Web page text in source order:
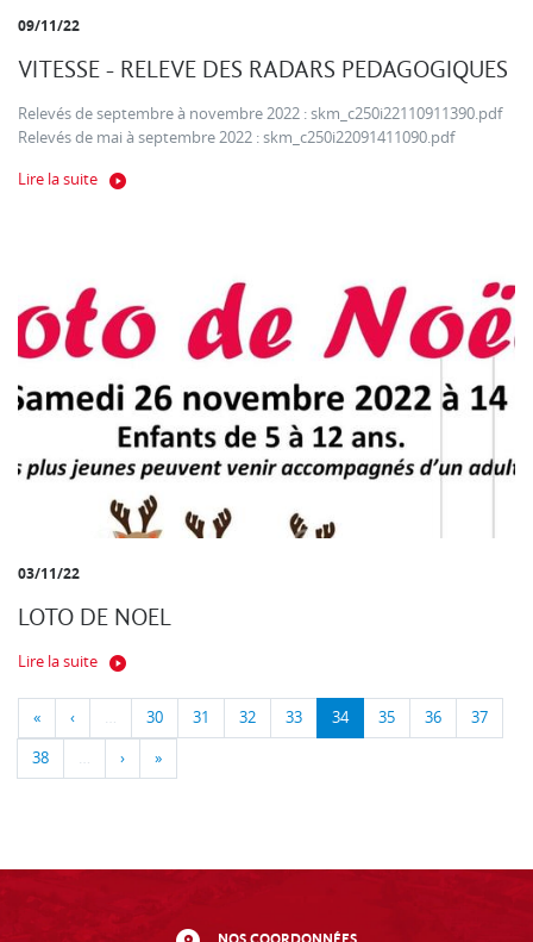
09/11/22
VITESSE - RELEVE DES RADARS PEDAGOGIQUES
Relevés de septembre à novembre 2022 : skm_c250i22110911390.pdf
Relevés de mai à septembre 2022 : skm_c250i22091411090.pdf
Lire la suite
03/11/22
LOTO DE NOEL
Lire la suite
« ‹ … 30 31 32 33 34 35 36 37
38 … › »